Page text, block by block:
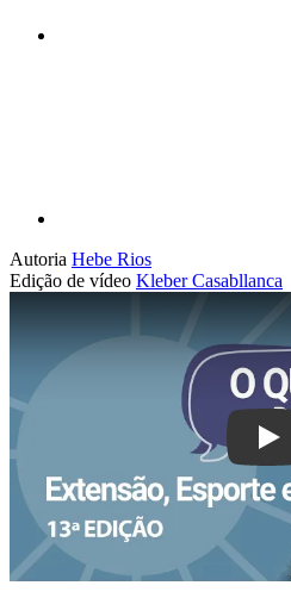
Autoria Hebe Rios
Edição de vídeo Kleber Casabllanca
Play